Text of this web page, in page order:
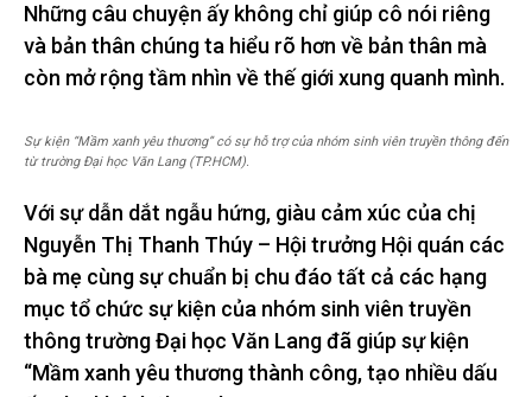
Những câu chuyện ấy không chỉ giúp cô nói riêng
và bản thân chúng ta hiểu rõ hơn về bản thân mà
còn mở rộng tầm nhìn về thế giới xung quanh mình.
Sự kiện “Mầm xanh yêu thương” có sự hỗ trợ của nhóm sinh viên truyền thông đến
từ trường Đại học Văn Lang (TP.HCM).
Với sự dẫn dắt ngẫu hứng, giàu cảm xúc của chị
Nguyễn Thị Thanh Thúy – Hội trưởng Hội quán các
bà mẹ cùng sự chuẩn bị chu đáo tất cả các hạng
mục tổ chức sự kiện của nhóm sinh viên truyền
thông trường Đại học Văn Lang đã giúp sự kiện
“Mầm xanh yêu thương thành công, tạo nhiều dấu